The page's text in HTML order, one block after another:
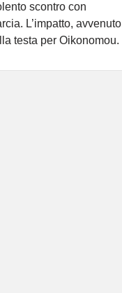
scontro con
L’impatto, avvenuto
testa per Oikonomou.